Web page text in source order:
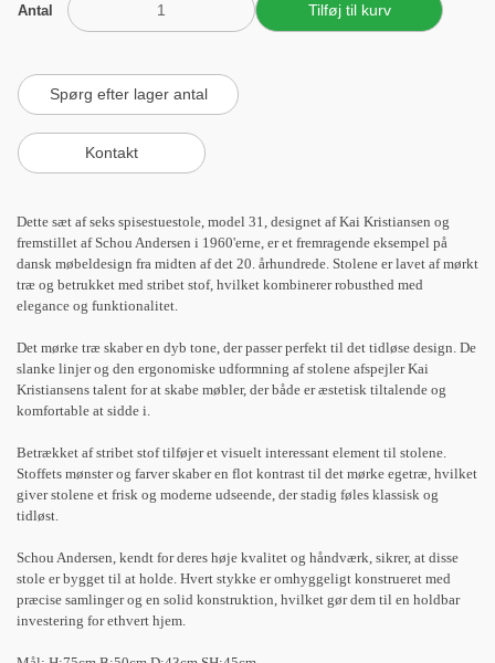
Antal
Dette sæt af seks spisestuestole, model 31, designet af Kai Kristiansen og
fremstillet af Schou Andersen i 1960'erne, er et fremragende eksempel på
dansk møbeldesign fra midten af det 20. århundrede. Stolene er lavet af mørkt
træ og betrukket med stribet stof, hvilket kombinerer robusthed med
elegance og funktionalitet.
Det mørke træ skaber en dyb tone, der passer perfekt til det tidløse design. De
slanke linjer og den ergonomiske udformning af stolene afspejler Kai
Kristiansens talent for at skabe møbler, der både er æstetisk tiltalende og
komfortable at sidde i.
Betrækket af stribet stof tilføjer et visuelt interessant element til stolene.
Stoffets mønster og farver skaber en flot kontrast til det mørke egetræ, hvilket
giver stolene et frisk og moderne udseende, der stadig føles klassisk og
tidløst.
Schou Andersen, kendt for deres høje kvalitet og håndværk, sikrer, at disse
stole er bygget til at holde. Hvert stykke er omhyggeligt konstrueret med
præcise samlinger og en solid konstruktion, hvilket gør dem til en holdbar
investering for ethvert hjem.